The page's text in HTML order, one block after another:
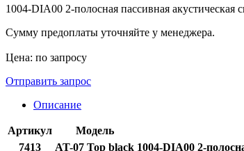
1004-DIA00 2-полосная пассивная
Сумму предоплаты уточняйте у менеджера.
Цена: по запросу
Отправить запрос
Описание
Артикул Модель
7413
AT-07 Top black 1004-DIA00 2-